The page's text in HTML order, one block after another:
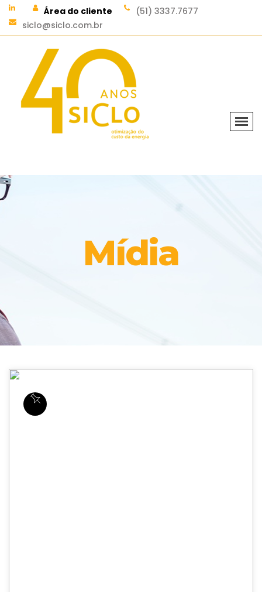
Área do cliente
(51) 3337.7677
siclo@siclo.com.br
Mídia